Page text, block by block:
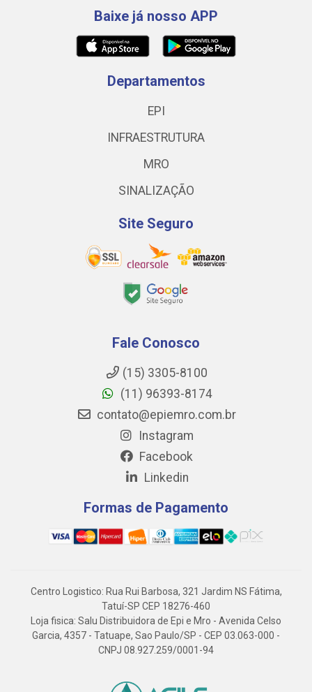
Baixe já nosso APP
Departamentos
EPI
INFRAESTRUTURA
MRO
SINALIZAÇÃO
Site Seguro
Fale Conosco
(15) 3305-8100
(11) 96393-8174
contato@epiemro.com.br
Instagram
Facebook
Linkedin
Formas de Pagamento
Centro Logistico: Rua Rui Barbosa, 321 Jardim NS Fátima,
Tatuí-SP CEP 18276-460
Loja fisica: Salu Distribuidora de Epi e Mro - Avenida Celso
Garcia, 4357 - Tatuape, Sao Paulo/SP - CEP 03.063-000 -
CNPJ 08.927.259/0001-94